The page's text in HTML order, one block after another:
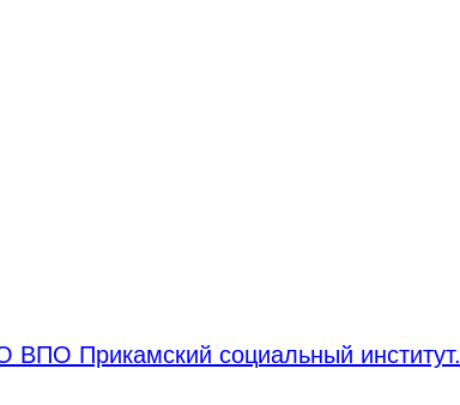
ВПО Прикамский социальный институт.